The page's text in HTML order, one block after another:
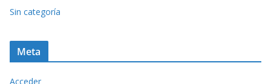
Sin categoría
Meta
Acceder